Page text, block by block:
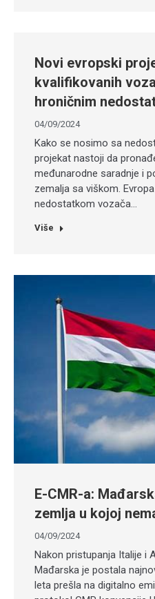
Novi evropski
kvalifikovanih
hroničnim
04/09/2024
Kako se nosimo sa
projekat nastoji da
međunarodne saradnje i
zemalja sa viškom.
nedostatkom vozača…
Više
E-CMR-a:
zemlja u kojoj
04/09/2024
Nakon pristupanja Italije i
Mađarska je postala
leta prešla na digitalno